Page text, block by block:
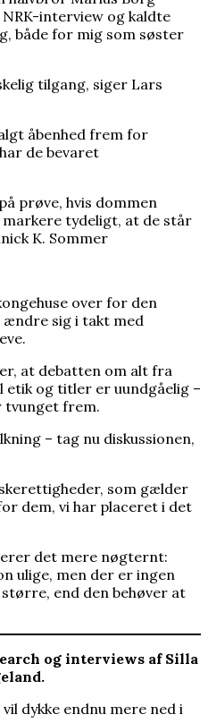
interview og kaldte
både for mig som søster
tilgang, siger Lars
åbenhed frem for
de bevaret
prøve, hvis dommen
tydeligt, at de står
K. Sommer
over for den
ændre sig i takt med
at debatten om alt fra
etik og titler er uundgåelig –
tvunget frem.
– tag nu diskussionen,
som gælder
dem, vi har placeret i det
det mere nøgternt:
ulige, men der er ingen
end den behøver at
og interviews af Silla
vil dykke endnu mere ned i